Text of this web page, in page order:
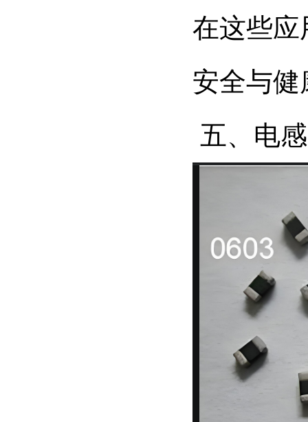
在这些应
安全与健
五、电